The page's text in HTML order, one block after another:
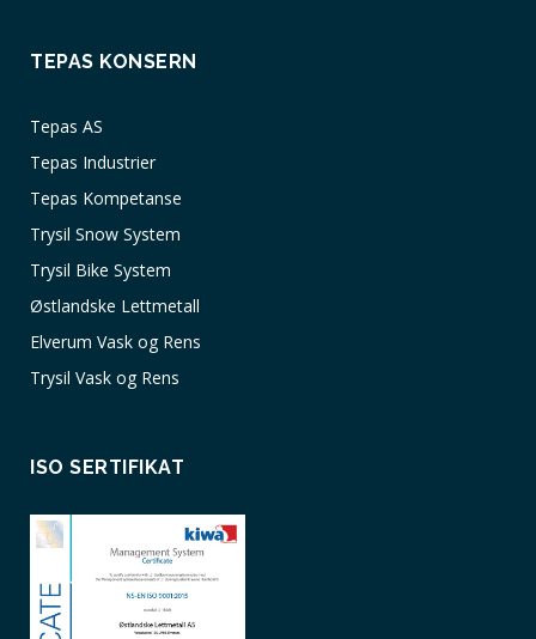
TEPAS KONSERN
Tepas AS
Tepas Industrier
Tepas Kompetanse
Trysil Snow System
Trysil Bike System
Østlandske Lettmetall
Elverum Vask og Rens
Trysil Vask og Rens
ISO SERTIFIKAT